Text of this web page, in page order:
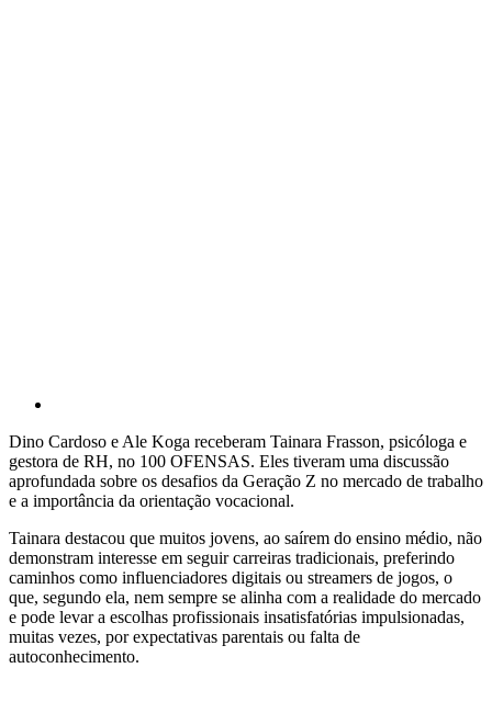
Dino Cardoso e Ale Koga receberam Tainara Frasson, psicóloga e
gestora de RH, no 100 OFENSAS. Eles tiveram uma discussão
aprofundada sobre os desafios da Geração Z no mercado de trabalho
e a importância da orientação vocacional.
Tainara destacou que muitos jovens, ao saírem do ensino médio, não
demonstram interesse em seguir carreiras tradicionais, preferindo
caminhos como influenciadores digitais ou streamers de jogos, o
que, segundo ela, nem sempre se alinha com a realidade do mercado
e pode levar a escolhas profissionais insatisfatórias impulsionadas,
muitas vezes, por expectativas parentais ou falta de
autoconhecimento.